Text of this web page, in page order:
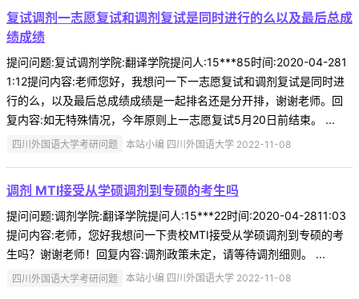
复试调剂一志愿复试和调剂复试是同时进行的么以及最后总成
绩成绩
提问问题:复试调剂学院:翻译学院提问人:15***85时间:2020-04-281
1:12提问内容:老师您好，我想问一下一志愿复试和调剂复试是同时进
行的么，以及最后总成绩成绩是一起排名还是分开排，谢谢老师。回
复内容:如无特殊情况，今年原则上一志愿复试5月20日前结束。 ...
四川外国语大学考研问题 本站小编 四川外国语大学 2022-11-08
调剂 MTI接受从学硕调剂到专硕的考生吗
提问问题:调剂学院:翻译学院提问人:15***22时间:2020-04-2811:03
提问内容:老师，您好我想问一下贵校MTI接受从学硕调剂到专硕的考
生吗？谢谢老师！回复内容:调剂政策未定，请等待调剂细则。 ...
四川外国语大学考研问题 本站小编 四川外国语大学 2022-11-08